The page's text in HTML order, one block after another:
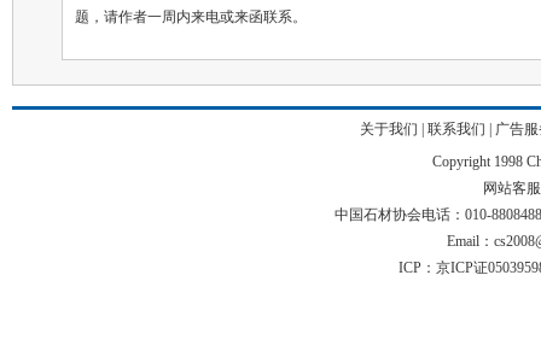
题，请作者一周内来电或来函联系。
关于我们 联系我们
广告
Copyright 1998
网站客
中国石材协会电话：010-
Email：
ICP：京ICP证